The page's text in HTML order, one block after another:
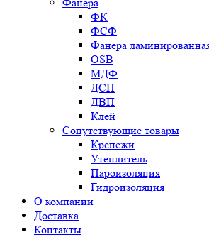
ФК
ФСФ
Фанера
OSB
МДФ
ДСП
ДВП
Клей
Сопутствующие товары
Крепежи
Утеплитель
Пароизоляция
Гидроизоляция
О компании
Доставка
Контакты